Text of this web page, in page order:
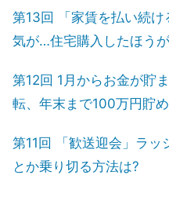
第13回 「家賃を払い続け
気が…住宅購入したほう
第12回 1月からお金が貯
転、年末まで100万円貯
第11回 「歓送迎会」ラ
とか乗り切る方法は?